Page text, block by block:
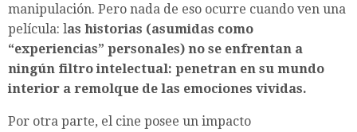
manipulación. Pero nada de eso ocurre cuando ven una
película: las historias (asumidas como
“experiencias” personales) no se enfrentan a
ningún filtro intelectual: penetran en su mundo
interior a remolque de las emociones vividas.
Por otra parte, el cine posee un impacto